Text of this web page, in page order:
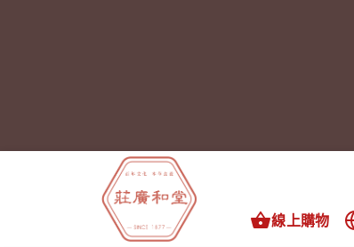
線上購物